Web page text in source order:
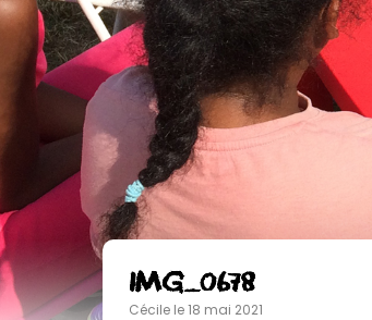
IMG_0678
Cécile le 18 mai 2021